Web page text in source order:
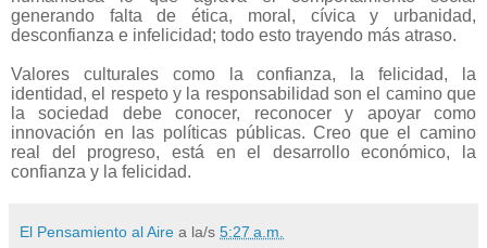
generando falta de ética, moral, cívica y urbanidad,
desconfianza e infelicidad; todo esto trayendo más atraso.
Valores culturales como la confianza, la felicidad, la
identidad, el respeto y la responsabilidad son el camino que
la sociedad debe conocer, reconocer y apoyar como
innovación en las políticas públicas. Creo que el camino
real del progreso, está en el desarrollo económico, la
confianza y la felicidad.
El Pensamiento al Aire a la/s 5:27 a.m.